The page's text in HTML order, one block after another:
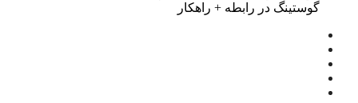
گوستینگ در رابطه + راهکار